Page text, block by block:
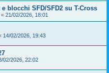
blocchi SFD/SFD2 su T-Cross
« 21/02/2026, 18:01
14/02/2026, 19:43
02/2026, 22:02